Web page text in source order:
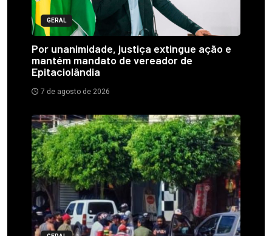
GERAL
Por unanimidade, justiça extingue ação e
mantém mandato de vereador de
Epitaciolândia
7 de agosto de 2026